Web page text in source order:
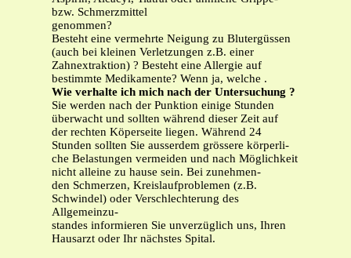
bzw. Schmerzmittel
genommen?
Besteht eine vermehrte Neigung zu Blutergüssen
(auch bei kleinen Verletzungen z.B. einer
Zahnextraktion) ? Besteht eine Allergie auf
bestimmte Medikamente? Wenn ja, welche .
Wie verhalte ich mich nach der Untersuchung ?
Sie werden nach der Punktion einige Stunden
überwacht und sollten während dieser Zeit auf
der rechten Köperseite liegen. Während 24
Stunden sollten Sie ausserdem grössere körperli-
che Belastungen vermeiden und nach Möglichkeit
nicht alleine zu hause sein. Bei zunehmen-
den Schmerzen, Kreislaufproblemen (z.B.
Schwindel) oder Verschlechterung des
Allgemeinzu-
standes informieren Sie unverzüglich uns, Ihren
Hausarzt oder Ihr nächstes Spital.